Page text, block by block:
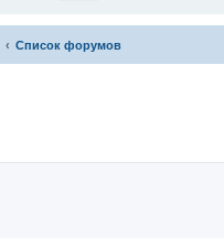
Список форумов